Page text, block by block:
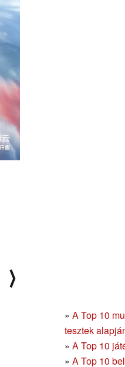
⟩
» A Top 10
tesztek
» A Top 10
» A Top 10